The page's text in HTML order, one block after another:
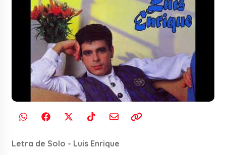
Letra de Solo - Luis Enrique